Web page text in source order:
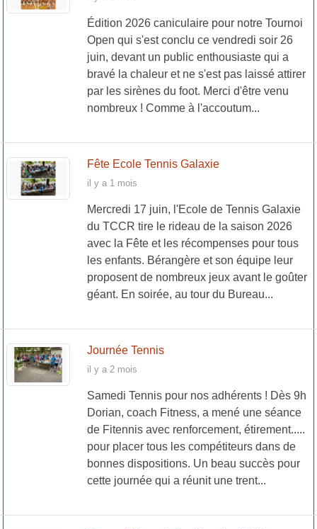
Édition 2026 caniculaire pour notre Tournoi
Open qui s'est conclu ce vendredi soir 26
juin, devant un public enthousiaste qui a
bravé la chaleur et ne s'est pas laissé attirer
par les sirènes du foot. Merci d'être venu
nombreux ! Comme à l'accoutum...
Fête Ecole Tennis Galaxie
il y a 1 mois
Mercredi 17 juin, l'Ecole de Tennis Galaxie
du TCCR tire le rideau de la saison 2026
avec la Fête et les récompenses pour tous
les enfants. Bérangère et son équipe leur
proposent de nombreux jeux avant le goûter
géant. En soirée, au tour du Bureau...
Journée Tennis
il y a 2 mois
Samedi Tennis pour nos adhérents ! Dès 9h
Dorian, coach Fitness, a mené une séance
de Fitennis avec renforcement, étirement.....
pour placer tous les compétiteurs dans de
bonnes dispositions. Un beau succès pour
cette journée qui a réunit une trent...